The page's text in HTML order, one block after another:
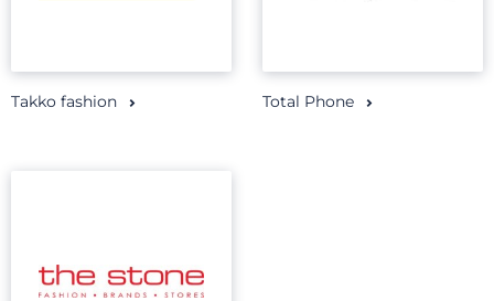
Takko fashion Total Phone